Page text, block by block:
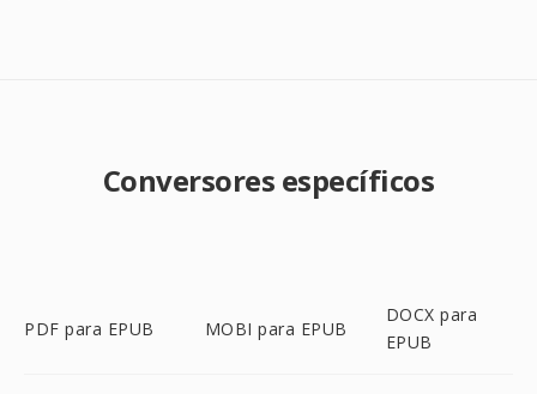
Conversores específicos
PDF para EPUB MOBI para EPUB
DOCX para
EPUB